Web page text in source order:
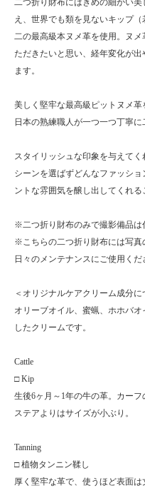
え、世界でも類を見ないキップ
二の最高級本ヌメ革を使用。ヌ
ただきたいと思い、経年変化が
ます。
美しく堅牢な最高級ピットヌメ革
日本の熟練職人が一つ一つ丁寧に
スタイリッシュな印象を与えてく
シーンを選ばずどんなファッシ
ントな雰囲気を醸し出してくれる
※二つ折り財布のみで撮影備品は
※こちらの二つ折り財布には写真
日々のメンテナンスにご使用くだ
＜オリジナルケアクリーム成分に
オリーブオイル、蜜蝋、ホホバ
したクリームです。
Cattle
□ Kip
生後6ヶ月～1年の牛の革。カーフ
ステアよりはサイズが小ぶり。
Tanning
□ 植物タンニン鞣し
厚く堅牢な革で、使うほど表面は